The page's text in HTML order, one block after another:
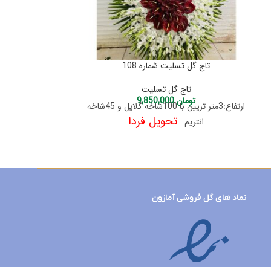
تاج گل تسلیت شماره 108
تاج گل تسلیت
تومان9,850,000
ارتفاع:3متر تزیین با 100شاخه گلایل و 45شاخه
انتریم تحویل فردا
نماد های گل فروشی آمازون